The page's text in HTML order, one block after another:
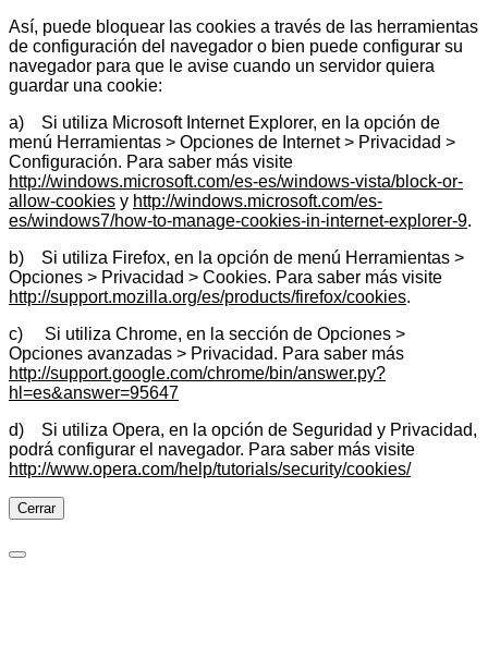
Así, puede bloquear las cookies a través de las herramientas
de configuración del navegador o bien puede configurar su
navegador para que le avise cuando un servidor quiera
guardar una cookie:
a) Si utiliza Microsoft Internet Explorer, en la opción de
menú Herramientas > Opciones de Internet > Privacidad >
Configuración. Para saber más visite
http://windows.microsoft.com/es-es/windows-vista/block-or-
allow-cookies y http://windows.microsoft.com/es-
es/windows7/how-to-manage-cookies-in-internet-explorer-9.
b) Si utiliza Firefox, en la opción de menú Herramientas >
Opciones > Privacidad > Cookies. Para saber más visite
http://support.mozilla.org/es/products/firefox/cookies.
c) Si utiliza Chrome, en la sección de Opciones >
Opciones avanzadas > Privacidad. Para saber más
http://support.google.com/chrome/bin/answer.py?
hl=es&answer=95647
d) Si utiliza Opera, en la opción de Seguridad y Privacidad,
podrá configurar el navegador. Para saber más visite
http://www.opera.com/help/tutorials/security/cookies/
Cerrar